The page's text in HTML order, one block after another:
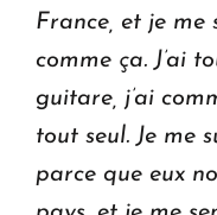
France, et je me
comme ça. J’ai
guitare, j’ai
tout seul. Je me
parce que eux